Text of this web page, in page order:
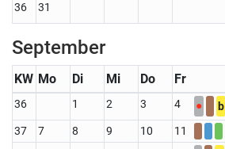
36
31
September
KW Mo Di Mi Do Fr
36 1 2 3 4 ● b
37 7 8 9 10 11